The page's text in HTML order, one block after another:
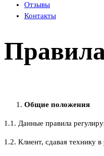
Отзывы
Контакты
Общие положения
1.1. Данные правила
1.2. Клиент, сдавая технику